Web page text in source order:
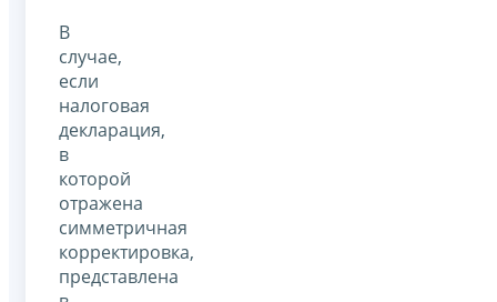
В
случае,
если
налоговая
декларация,
в
которой
отражена
симметричная
корректировка,
представлена